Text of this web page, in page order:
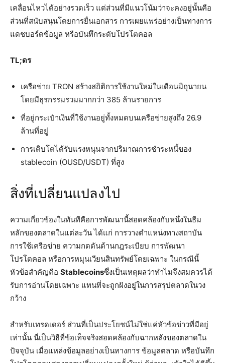
เคลื่อนไหวได้อย่างรวดเร็ว แต่ส่วนที่มีแนวโน้มว่าจะคงอยู่นั้นคือ
ส่วนที่สนับสนุนโดยการยื่นเอกสาร การเผยแพร่อย่างเป็นทางการ
แดชบอร์ดข้อมูล หรือบันทึกระดับโปรโตคอล
TL;ดร
เครือข่าย TRON สร้างสถิติการใช้งานใหม่ในเดือนมิถุนายน
โดยมีธุรกรรมรวมมากกว่า 385 ล้านรายการ
ที่อยู่กระเป๋าเงินที่ใช้งานอยู่ทั้งหมดบนเครือข่ายสูงถึง 26.9
ล้านที่อยู่
การเติบโตได้รับแรงหนุนจากปริมาณการชำระหนี้ของ
stablecoin (OUSD/USDT) ที่สูง
สิ่งที่เปลี่ยนแปลงไป
ความเกี่ยวข้องในทันทีคือการพัฒนานี้สอดคล้องกับหนึ่งในธีม
หลักของตลาดในแต่ละวัน ได้แก่ การวางตำแหน่งทางสถาบัน
การใช้เครือข่าย ความกดดันด้านกฎระเบียบ การพัฒนา
โปรโตคอล หรือการหมุนเวียนสินทรัพย์โดยเฉพาะ ในกรณีนี้
หัวข้อสำคัญคือ Stablecoinsซึ่งเป็นเหตุผลว่าทำไมจึงสมควรได้
รับการอ่านโดยเฉพาะ แทนที่จะถูกฝังอยู่ในการสรุปตลาดในวง
กว้าง
สำหรับเทรดเดอร์ ส่วนที่เป็นประโยชน์ไม่ใช่แค่หัวข้อข่าวที่มีอยู่
เท่านั้น นี่เป็นวิธีที่ข้อเท็จจริงสอดคล้องกับฉากหลังของตลาดใน
ปัจจุบัน เมื่อแหล่งข้อมูลอย่างเป็นทางการ ข้อมูลตลาด หรือบันทึก